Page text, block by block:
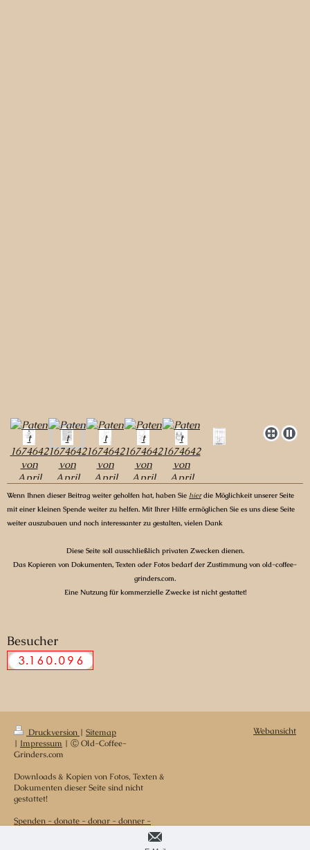
Wenn Ihnen dieser Beitrag weiter geholfen hat, haben Sie hierdie Möglichkeit unserer Seite
mit einer kleinen Spende weiter zu helfen. Mit Ihrer Hilfe ermöglichen Sie es uns diese Seite
weiter auszubauen und noch interessanter zu gestalten, vielen Dank
Diese Seite soll ausschließlich privaten Zwecken dienen.
Das Kopieren von Dokumenten, Texten oder Fotos bedarf der Zustimmung von old-coffee-
grinders.com.
Eine Nutzung für kommerzielle Zwecke ist nicht gestattet!
Besucher
Druckversion | Sitemap
| Impressum | Ⓒ Old-Coffee-
Grinders.com
Downloads & Kopien von Fotos, Texten &
Dokumenten dieser Seite sind nicht
gestattet!
Spenden - donate - donar - donner -
Webansicht